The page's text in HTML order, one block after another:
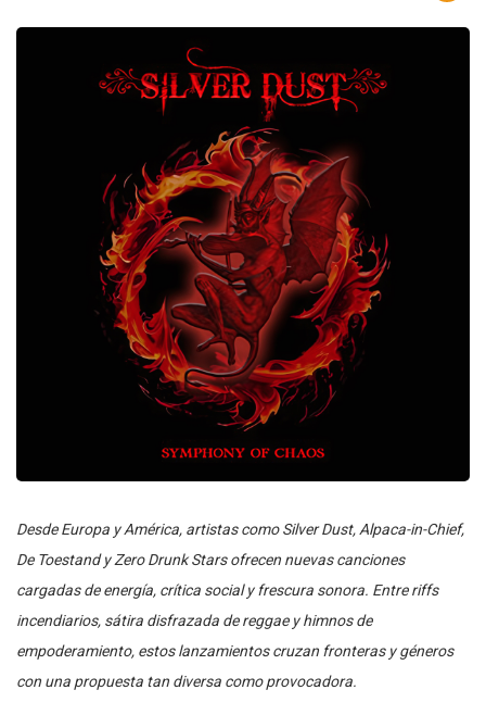
Desde Europa y América, artistas como Silver Dust, Alpaca-in-Chief,
De Toestand y Zero Drunk Stars ofrecen nuevas canciones
cargadas de energía, crítica social y frescura sonora. Entre riffs
incendiarios, sátira disfrazada de reggae y himnos de
empoderamiento, estos lanzamientos cruzan fronteras y géneros
con una propuesta tan diversa como provocadora.